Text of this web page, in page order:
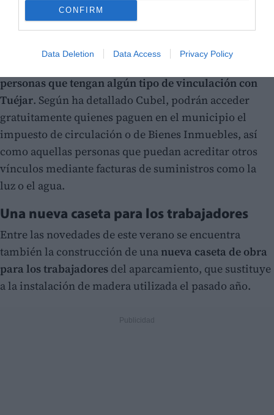
CONFIRM
Data Deletion Data Access Privacy Policy
personas que tengan algún tipo de vinculación con
Tuéjar. Según ha detallado Cubel, podrán acceder
gratuitamente quienes paguen en el municipio el
impuesto de circulación o de Bienes Inmuebles, así
como aquellas personas que puedan acreditar otros
vínculos mediante facturas de suministros como la
luz o el agua.
Una nueva caseta para los trabajadores
Entre las novedades de este verano se encuentra
también la construcción de unanueva caseta de obra
para los trabajadores del aparcamiento, que sustituye
a la instalación de madera utilizada el pasado año.